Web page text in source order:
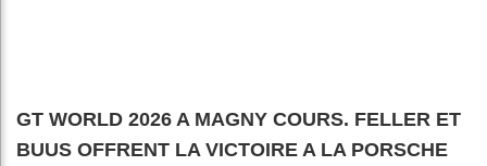
GT WORLD 2026 A MAGNY COURS. FELLER ET
BUUS OFFRENT LA VICTOIRE A LA PORSCHE